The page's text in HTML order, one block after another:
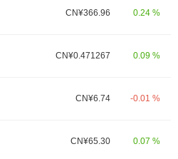
CN¥366.96 0.24 %
CN¥0.471267 0.09 %
CN¥6.74 -0.01 %
CN¥65.30 0.07 %